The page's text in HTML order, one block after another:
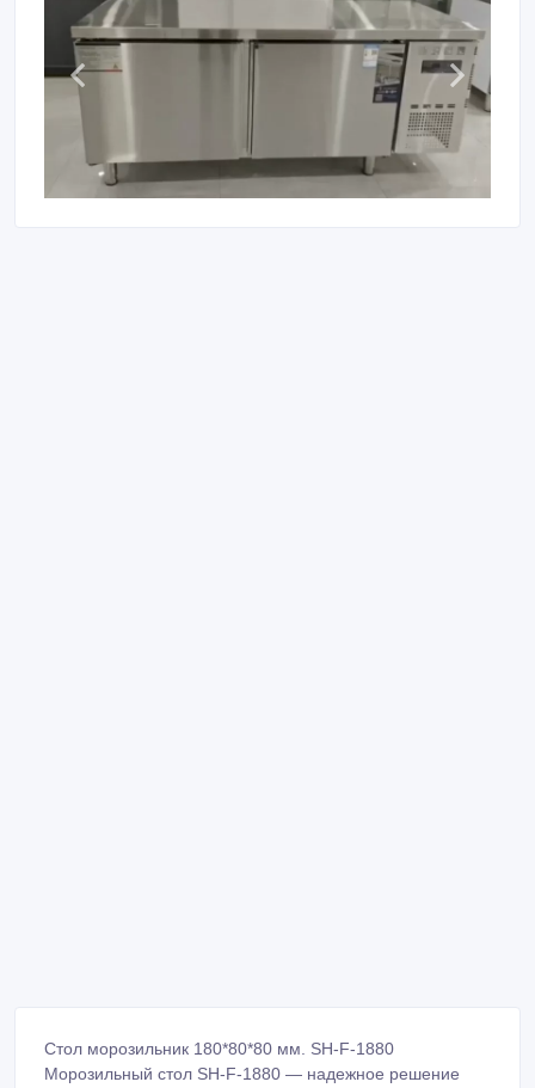
Стол морозильник 180*80*80 мм. SH-F-1880
Морозильный стол SH-F-1880 — надежное решение